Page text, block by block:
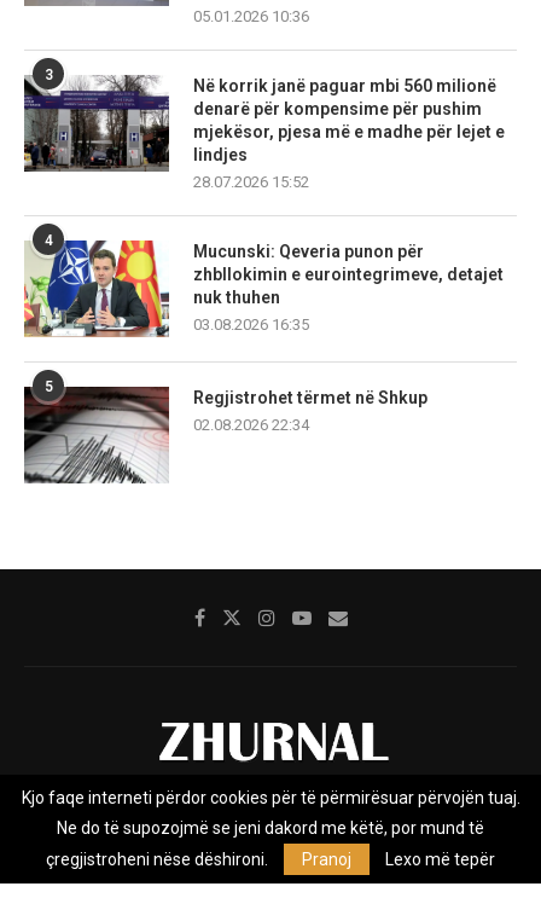
05.01.2026 10:36
3
Në korrik janë paguar mbi 560 milionë
denarë për kompensime për pushim
mjekësor, pjesa më e madhe për lejet e
lindjes
28.07.2026 15:52
4
Mucunski: Qeveria punon për
zhbllokimin e eurointegrimeve, detajet
nuk thuhen
03.08.2026 16:35
5
Regjistrohet tërmet në Shkup
02.08.2026 22:34
Rreth nesh Impresumi Marketing
Privacy Policy
Zhurnal.mk është Agjenci e Lajmeve e pavarur, e themeluar në vitin
Kjo faqe interneti përdor cookies për të përmirësuar përvojën tuaj.
Ne do të supozojmë se jeni dakord me këtë, por mund të
çregjistroheni nëse dëshironi.
Pranoj Lexo më tepër